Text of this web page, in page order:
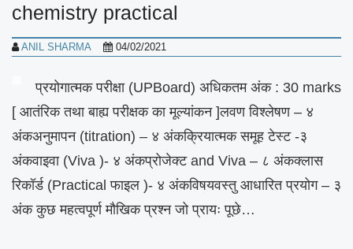
chemistry practical
ANIL SHARMA 04/02/2021
प्रयोगात्मक परीक्षा (UPBoard) अधिकतम अंक : 30 marks
[ आतंरिक तथा बाह्य परीक्षक का मूल्यांकन ]लवण विश्लेषण – ४
अंकअनुमापन (titration) – ४ अंकक्रियात्मक समूह टेस्ट -३
अंकवाइवा (Viva )- ४ अंकप्रोजेक्ट and Viva – ८ अंकक्लास
रिकॉर्ड (Practical फाइल )- ४ अंकविषयवस्तु आधारित प्रयोग – ३
अंक कुछ महत्वपूर्ण मौखिक प्रश्न जो प्रायः पूछे…